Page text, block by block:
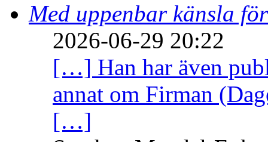
Med uppenbar känsla
2026-06-29 20:22
[…] Han har även
annat om Firman
[…]